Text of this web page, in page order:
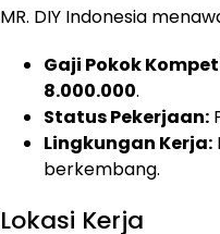
MR. DIY Indonesia
Gaji Pokok
8.000.000.
Status Pekerjaan:
Lingkungan Kerja:
berkembang.
Lokasi Kerja